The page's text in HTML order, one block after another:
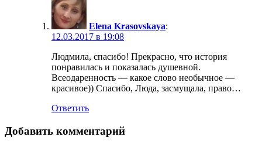
Elena Krasovskaya:
12.03.2017 в 19:08
Людмила, спасибо! Прекрасно, что история
понравилась и показалась душевной.
Всеодаренность — какое слово необычное —
красивое)) Спасибо, Люда, засмущала, право…
Ответить
Добавить комментарий